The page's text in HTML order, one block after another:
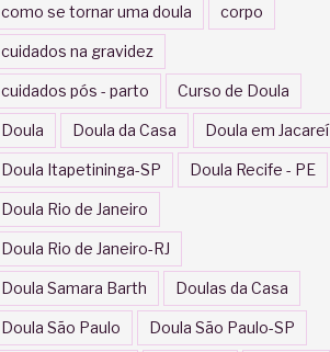
como se tornar uma doula corpo
cuidados na gravidez
cuidados pós - parto Curso de Doula
Doula Doula da Casa Doula em Jacareí
Doula Itapetininga-SP Doula Recife - PE
Doula Rio de Janeiro
Doula Rio de Janeiro-RJ
Doula Samara Barth Doulas da Casa
Doula São Paulo Doula São Paulo-SP